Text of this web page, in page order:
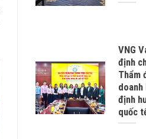
VNG
định
Thẩm
định
quốc